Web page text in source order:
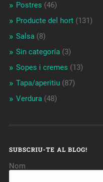
Postres (46)
Producte del hort(131)
Salsa(8)
Sin categoría(3)
Sopes i cremes (13)
Tapa/aperitiu(87)
Verdura(48)
SUBSCRIU-TE AL BLOG!
Nom